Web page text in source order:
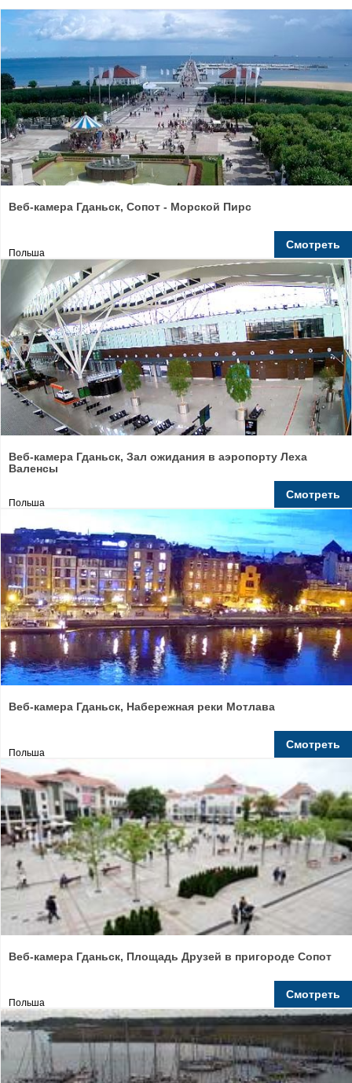
Веб-камера Гданьск, Сопот - Морской Пирс
Польша
Смотреть
Веб-камера Гданьск, Зал ожидания в аэропорту Леха
Валенсы
Польша
Смотреть
Веб-камера Гданьск, Набережная реки Мотлава
Польша
Смотреть
Веб-камера Гданьск, Площадь Друзей в пригороде Сопот
Польша
Смотреть